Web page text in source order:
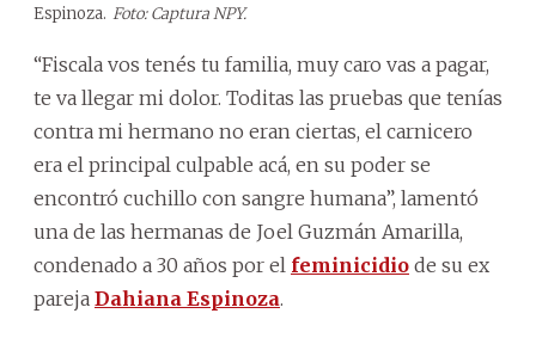
Espinoza. Foto: Captura NPY.
“Fiscala vos tenés tu familia, muy caro vas a pagar,
te va llegar mi dolor. Toditas las pruebas que tenías
contra mi hermano no eran ciertas, el carnicero
era el principal culpable acá, en su poder se
encontró cuchillo con sangre humana”, lamentó
una de las hermanas de Joel Guzmán Amarilla,
condenado a 30 años por el feminicidio de su ex
pareja Dahiana Espinoza.